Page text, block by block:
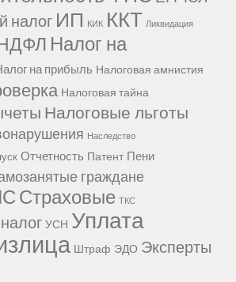
налогИП КИК ККТ Ликвидация
Налог на
на прибыль Налоговая амнистия
Налоговая тайна
Налоговые льготы
Наследство
Отчетность Патент Пени
граждане
Страховые ТКС
УСН Уплата
Штраф ЭДО Эксперты